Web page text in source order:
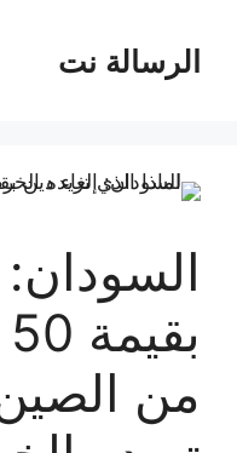
المحتوىالرسالة نت
السودان:
من